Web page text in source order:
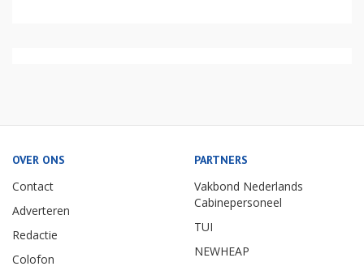
OVER ONS
Contact
Adverteren
Redactie
Colofon
PARTNERS
Vakbond Nederlands
Cabinepersoneel
TUI
NEWHEAP